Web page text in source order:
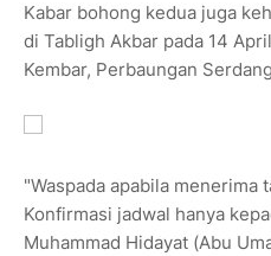
Kabar bohong kedua juga
di Tabligh Akbar pada 14
Kembar, Perbaungan
"Waspada apabila menerima
Konfirmasi jadwal hanya
Muhammad Hidayat (Abu